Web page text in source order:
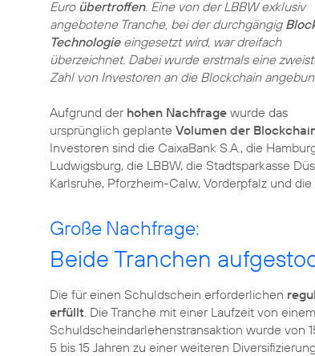
Euro übertroffen. Eine von der LBBW exklusiv
angebotene Tranche, bei der durchgängig
Technologieeingesetzt wird, war dreifach
überzeichnet. Dabei wurde erstmals eine
Zahl von Investoren an die Blockchain
Aufgrund der hohen Nachfrage wurde das
ursprünglich geplante Volumen der
Investoren sind die CaixaBank S.A., die
Ludwigsburg, die LBBW, die Stadtsparkasse
Karlsruhe, Pforzheim-Calw, Vorderpfalz und
Große Nachfrage:
Beide Tranchen
Die für einen Schuldschein erforderlichen
erfüllt. Die Tranche mit einer Laufzeit von
Schuldscheindarlehenstransaktion wurde von
5 bis 15 Jahren zu einer weiteren